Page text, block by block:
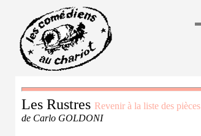
Les Rustres Revenir à la liste des pièces
de Carlo GOLDONI